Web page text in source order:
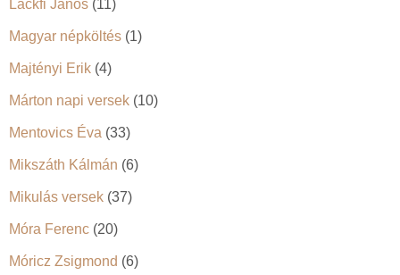
Lackfi János (11)
Magyar népköltés (1)
Majtényi Erik (4)
Márton napi versek (10)
Mentovics Éva (33)
Mikszáth Kálmán (6)
Mikulás versek (37)
Móra Ferenc (20)
Móricz Zsigmond (6)